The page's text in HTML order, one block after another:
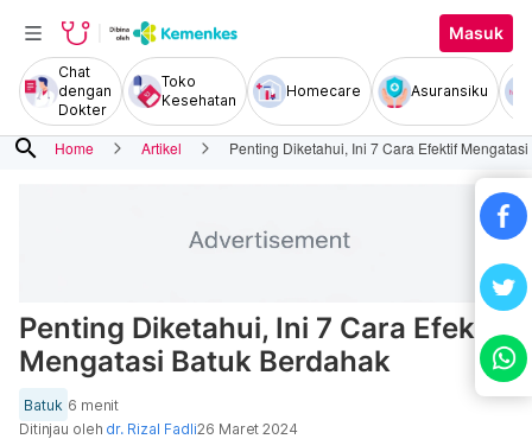
Masuk
Chat
dengan
Dokter
Toko
Kesehatan
Homecare Asuransiku
search Home Artikel Penting Diketahui, Ini 7 Cara Efektif
Penting Diketahui, Ini 7 Cara Efektif
Mengatasi Batuk Berdahak
Batuk 6 menit
Ditinjau oleh dr. Rizal Fadli26 Maret 2024